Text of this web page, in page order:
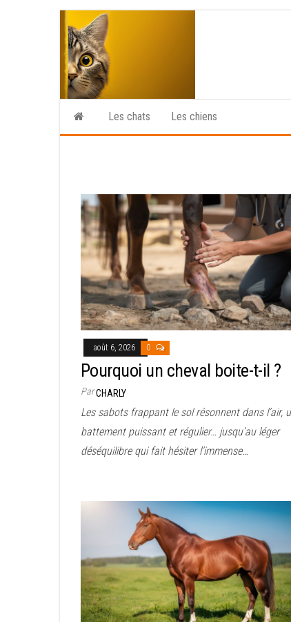
to
the
content
Les chats Les chiens
août 6, 2026 0
Pourquoi un cheval boite-t-il ?
ParCHARLY
Les sabots frappant le sol résonnent dans l’air,
battement puissant et régulier… jusqu’au léger
déséquilibre qui fait hésiter l’immense…